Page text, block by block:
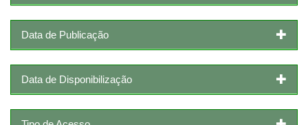
Data de Publicação
Data de Disponibilização